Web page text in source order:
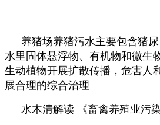
养猪场养猪污水主要包含猪
水里固体悬浮物、有机物和微生
生动植物开展扩散传播，危害人
展合理的综合治理
水木清解读 《畜禽养殖业污